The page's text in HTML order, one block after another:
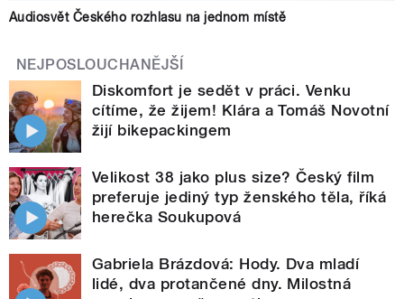
Audiosvět Českého rozhlasu na jednom místě
NEJPOSLOUCHANĚJŠÍ
Diskomfort je sedět v práci. Venku
cítíme, že žijem! Klára a Tomáš Novotní
žijí bikepackingem
Velikost 38 jako plus size? Český film
preferuje jediný typ ženského těla, říká
herečka Soukupová
Gabriela Brázdová: Hody. Dva mladí
lidé, dva protančené dny. Milostná